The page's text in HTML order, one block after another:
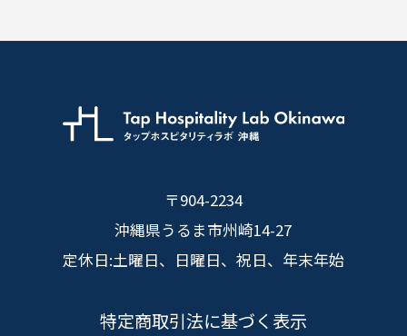
〒904-2234
沖縄県うるま市州崎14-27
定休日:土曜日、日曜日、祝日、年末年始
特定商取引法に基づく表示